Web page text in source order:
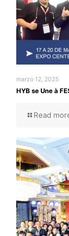
marzo 12, 2025
HYB se Une à
Read